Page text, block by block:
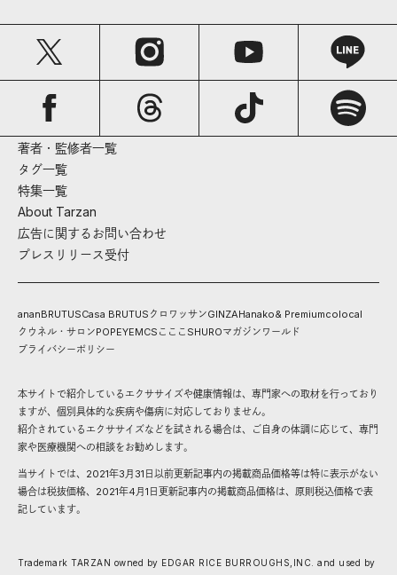
著者・監修者一覧
タグ一覧
特集一覧
About Tarzan
広告に関するお問い合わせ
プレスリリース受付
ananBRUTUSCasa BRUTUS クロワッサンGINZAHanako& Premiumcolocal
クウネル・サロンPOPEYEMCS こここ SHUROマガジンワールド
プライバシーポリシー
本サイトで紹介しているエクササイズや健康情報は、専門家への取材を行っており
ますが、個別具体的な疾病や傷病に対応しておりません。
紹介されているエクササイズなどを試される場合は、ご自身の体調に応じて、専門
家や医療機関への相談をお勧めします。
当サイトでは、2021年3月31日以前更新記事内の掲載商品価格等は特に表示がない
場合は税抜価格、2021年4月1日更新記事内の掲載商品価格は、原則税込価格で表
記しています。
Trademark TARZAN owned by EDGAR RICE BURROUGHS,INC. and used by